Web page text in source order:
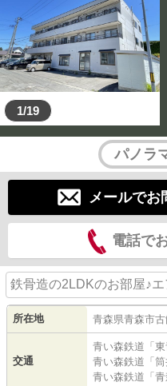
1/19
パノラ
メールでお
電話で
鉄骨造の2LDKのお部屋♪
所在地 青森県青森市
交通
青い森鉄道 「 東
青い森鉄道 「
青い森鉄道 「 青